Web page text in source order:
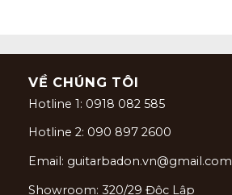
VỀ CHÚNG TÔI
Hotline 1: 0918 082 585
Hotline 2: 090 897 2600
Email: guitarbadon.vn@gmail.com
Showroom: 320/29 Độc Lập